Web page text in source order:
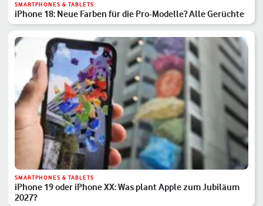
SMARTPHONES & TABLETS
iPhone 18: Neue Farben für die Pro-Modelle? Alle Gerüchte
SMARTPHONES & TABLETS
iPhone 19 oder iPhone XX: Was plant Apple zum Jubiläum
2027?